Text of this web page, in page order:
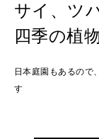
サイ、ツ
四季の植
日本庭園もあるので
す